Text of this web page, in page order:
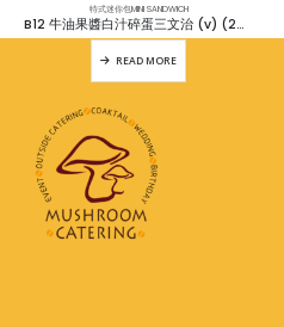
特式迷你包MINI SANDWICH
B12 牛油果醬白汁碎蛋三文治 (v) (24件)
READ MORE